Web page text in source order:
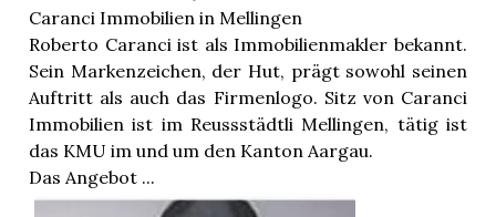
Caranci Immobilien in Mellingen
Roberto Caranci ist als Immobilienmakler bekannt.
Sein Markenzeichen, der Hut, prägt sowohl seinen
Auftritt als auch das Firmenlogo. Sitz von Caranci
Immobilien ist im Reussstädtli Mellingen, tätig ist
das KMU im und um den Kanton Aargau.
Das Angebot ...